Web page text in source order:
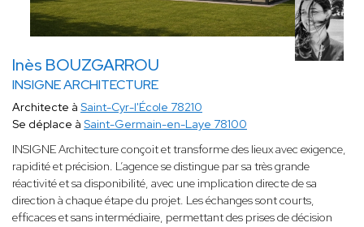
Inès BOUZGARROU
INSIGNE ARCHITECTURE
Architecte à Saint-Cyr-l'École 78210
Se déplace à Saint-Germain-en-Laye 78100
INSIGNE Architecture conçoit et transforme des lieux avec exigence,
rapidité et précision. L’agence se distingue par sa très grande
réactivité et sa disponibilité, avec une implication directe de sa
direction à chaque étape du projet. Les échanges sont courts,
efficaces et sans intermédiaire, permettant des prises de décision